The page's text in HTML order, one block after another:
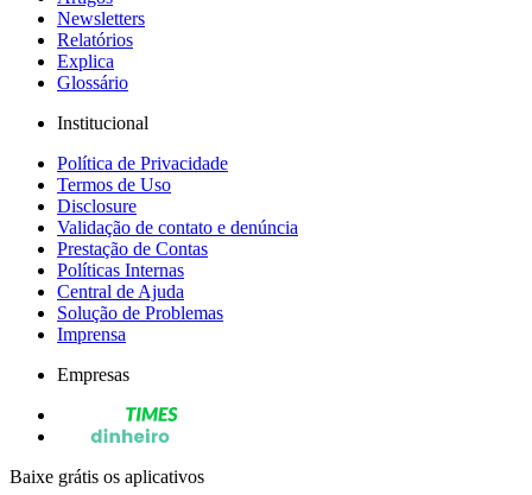
Newsletters
Relatórios
Explica
Glossário
Institucional
Política de Privacidade
Termos de Uso
Disclosure
Validação de contato e denúncia
Prestação de Contas
Políticas Internas
Central de Ajuda
Solução de Problemas
Imprensa
Empresas
Baixe grátis os aplicativos